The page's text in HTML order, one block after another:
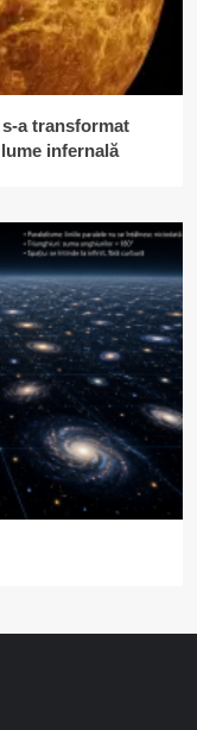
a transformat
infernală